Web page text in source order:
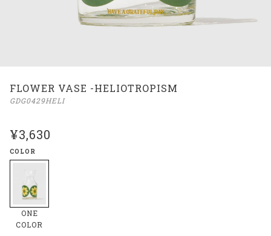
FLOWER VASE -HELIOTROPISM
GDG0429HELI
¥3,630
COLOR
ONE
COLOR